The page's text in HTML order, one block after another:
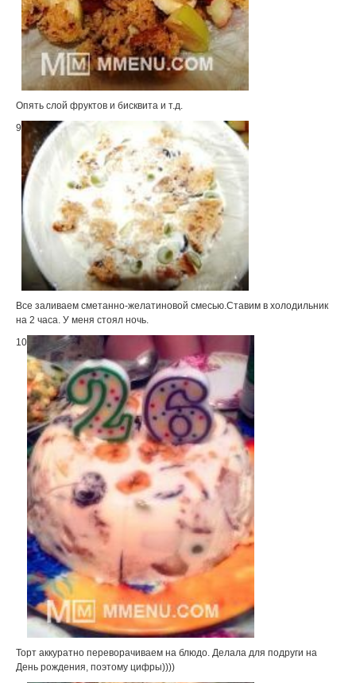
Опять слой фруктов и бисквита и т.д.
9
Все заливаем сметанно-желатиновой смесью.Ставим в холодильник
на 2 часа. У меня стоял ночь.
10
Торт аккуратно переворачиваем на блюдо. Делала для подруги на
День рождения, поэтому цифры))))